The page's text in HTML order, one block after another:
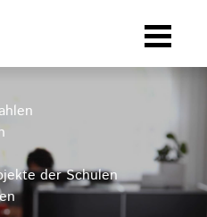
der Schulen